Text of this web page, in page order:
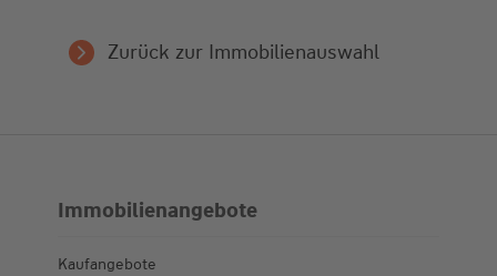
Zurück zur Immobilienauswahl
Immobilienangebote
Kaufangebote